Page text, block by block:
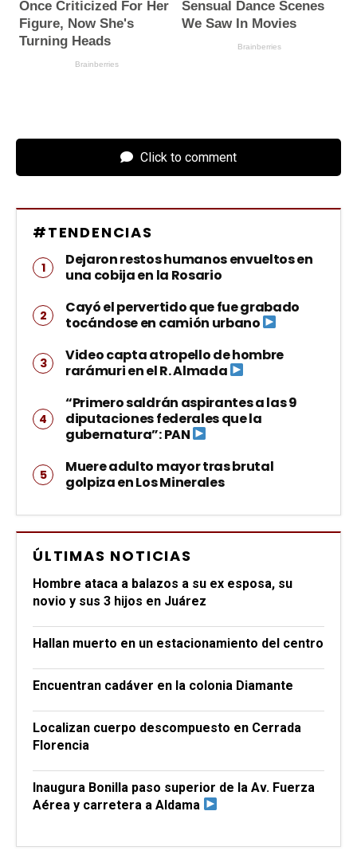
Click to comment
#TENDENCIAS
Dejaron restos humanos envueltos en
una cobija en la Rosario
Cayó el pervertido que fue grabado
tocándose en camión urbano
Video capta atropello de hombre
rarámuri en el R. Almada
“Primero saldrán aspirantes a las 9
diputaciones federales que la
gubernatura”: PAN
Muere adulto mayor tras brutal
golpiza en Los Minerales
ÚLTIMAS NOTICIAS
Hombre ataca a balazos a su ex esposa, su
novio y sus 3 hijos en Juárez
Hallan muerto en un estacionamiento del centro
Encuentran cadáver en la colonia Diamante
Localizan cuerpo descompuesto en Cerrada
Florencia
Inaugura Bonilla paso superior de la Av. Fuerza
Aérea y carretera a Aldama